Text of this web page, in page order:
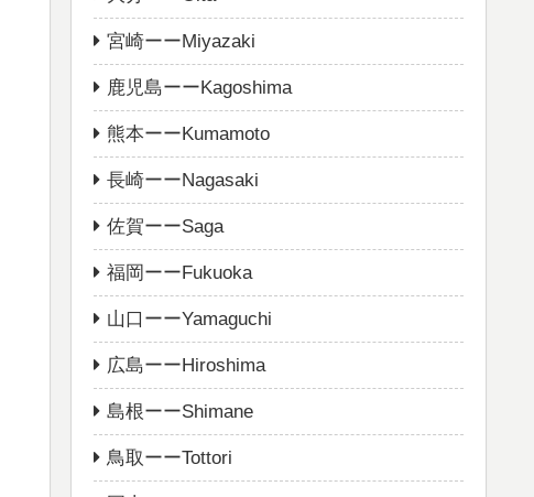
宮崎ーーMiyazaki
鹿児島ーーKagoshima
熊本ーーKumamoto
長崎ーーNagasaki
佐賀ーーSaga
福岡ーーFukuoka
山口ーーYamaguchi
広島ーーHiroshima
島根ーーShimane
鳥取ーーTottori